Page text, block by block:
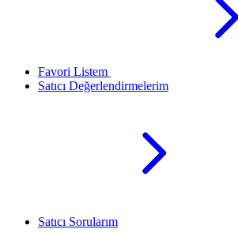
Favori Listem
Satıcı Değerlendirmelerim
Satıcı Sorularım